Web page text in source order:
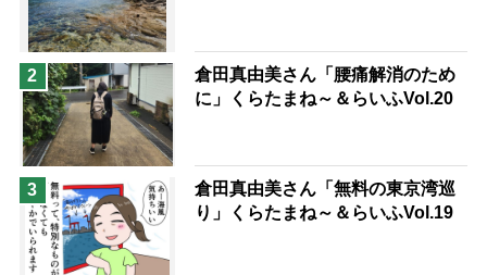
兄がボケました
予防法
2
倉田真由美さん「腰痛解消のため
に」くらたまね～＆らいふVol.20
3
倉田真由美さん「無料の東京湾巡
り」くらたまね～＆らいふVol.19